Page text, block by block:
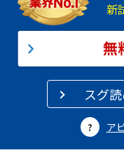
新
スグ
ア